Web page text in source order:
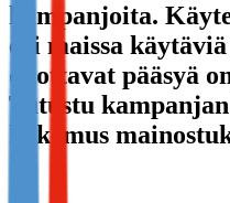
Not already our Publisher?
kampanjoita.
eri maissa
odottavat pääsyä
Tutustu
hakemus